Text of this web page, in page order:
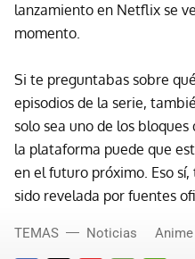
lanzamiento en Netflix se
momento.
Si te preguntabas sobre
episodios de la serie,
solo sea uno de los
la plataforma puede que
en el futuro próximo. Eso
sido revelada por fuentes
TEMAS Noticias Anime